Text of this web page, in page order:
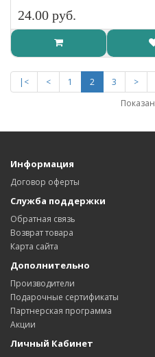
24.00 руб.
|< < 1 2 3 >
Информация
Договор оферты
Служба поддержки
Обратная связь
Возврат товара
Карта сайта
Дополнительно
Производители
Подарочные сертификаты
Партнерская программа
Акции
Личный Кабинет